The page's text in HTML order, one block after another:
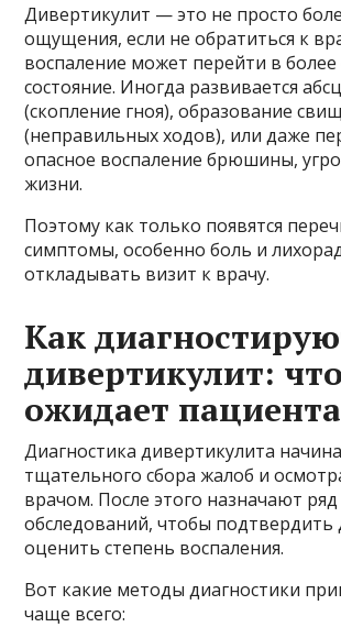
Дивертикулит — это не просто
ощущения, если не обратиться к
воспаление может перейти в более
состояние. Иногда развивается
(скопление гноя), образование
(неправильных ходов), или даже
опасное воспаление брюшины,
жизни.
Поэтому как только появятся
симптомы, особенно боль и
откладывать визит к врачу.
Как
дивертикулит: что
ожидает пациента
Диагностика дивертикулита
тщательного сбора жалоб и
врачом. После этого назначают ряд
обследований, чтобы подтвердить
оценить степень воспаления.
Вот какие методы диагностики
чаще всего: